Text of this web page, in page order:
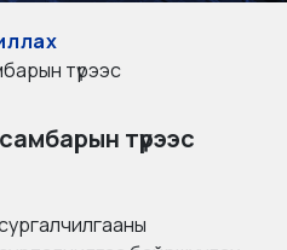
түрээс
түрээс